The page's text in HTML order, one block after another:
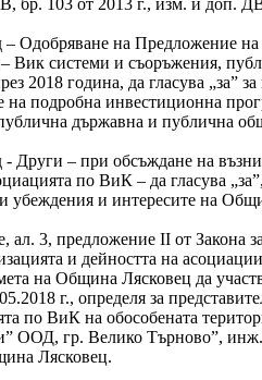
бр. 103 от 2013 г., изм. и доп.
– Одобряване на Предложение
Вик системи и съоръжения,
2018 година, да гласува „за”
подробна инвестиционна
държавна и публична
- Други – при обсъждане на
по ВиК – да гласува
убеждения и интересите на
ал. 3, предложение ІІ от Закона
и дейността на
на Община Лясковец да
г., определя за
по ВиК на обособената
ООД, гр. Велико Търново”,
Лясковец.